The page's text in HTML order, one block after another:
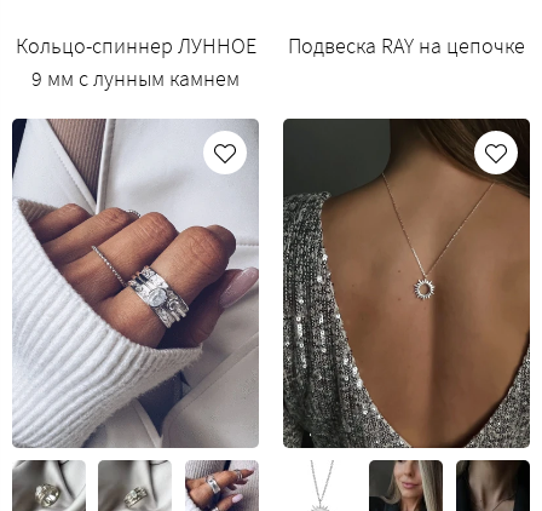
Кольцо-спиннер ЛУННОЕ
9 мм с лунным камнем
Подвеска RAY на цепочке